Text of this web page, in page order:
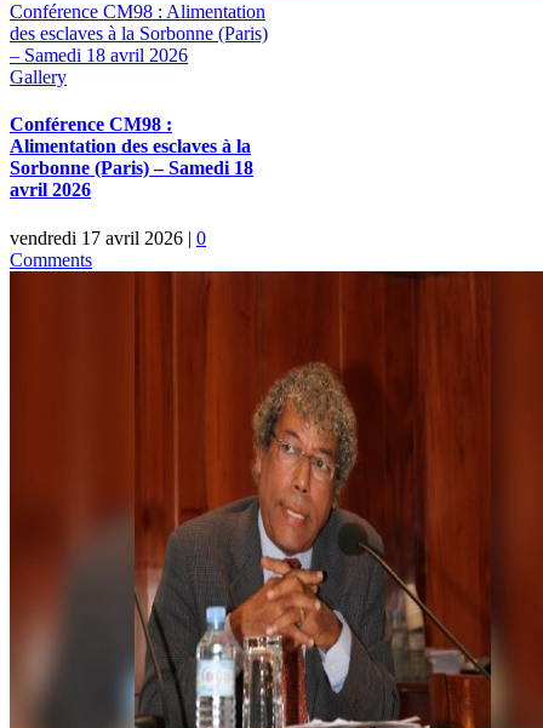
Conférence CM98 : Alimentation
des esclaves à la Sorbonne (Paris)
– Samedi 18 avril 2026
Gallery
Conférence CM98 :
Alimentation des esclaves à la
Sorbonne (Paris) – Samedi 18
avril 2026
vendredi 17 avril 2026 | 0
Comments